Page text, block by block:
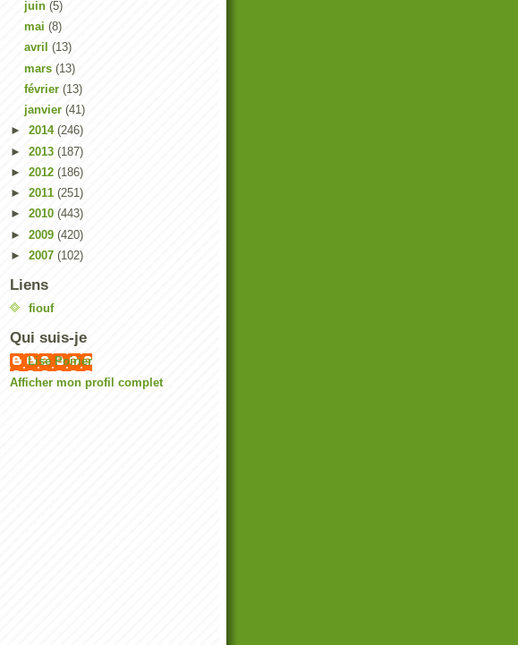
juin (5)
mai (8)
avril (13)
mars (13)
février (13)
janvier (41)
► 2014 (246)
► 2013 (187)
► 2012 (186)
► 2011 (251)
► 2010 (443)
► 2009 (420)
► 2007 (102)
Liens
fiouf
Qui suis-je
Lise Poirier
Afficher mon profil complet